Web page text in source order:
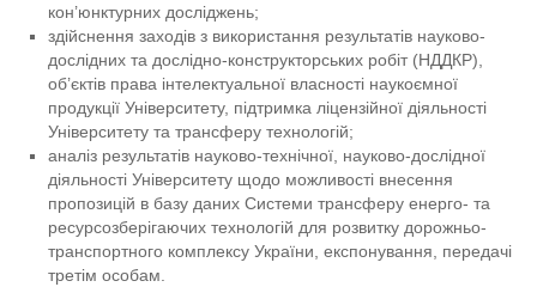
кон’юнктурних досліджень;
здійснення заходів з використання результатів науково-
дослідних та дослідно-конструкторських робіт (НДДКР),
об’єктів права інтелектуальної власності наукоємної
продукції Університету, підтримка ліцензійної діяльності
Університету та трансферу технологій;
аналіз результатів науково-технічної, науково-дослідної
діяльності Університету щодо можливості внесення
пропозицій в базу даних Системи трансферу енерго- та
ресурсозберігаючих технологій для розвитку дорожньо-
транспортного комплексу України, експонування, передачі
третім особам.